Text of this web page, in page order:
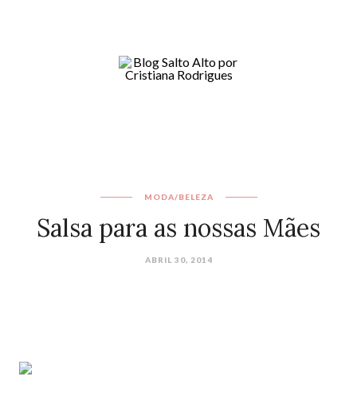
MODA/BELEZA
Salsa para as nossas Mães
ABRIL 30, 2014